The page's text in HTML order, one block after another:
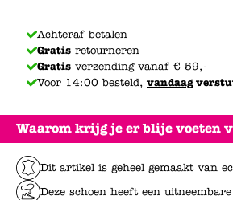
Waarom krijg je er blije voeten
Dit artikel is geheel gemaakt van
Deze schoen heeft een
Achteraf betalen
Gratis retourneren
Gratis verzending vanaf € 59,-
Voor 14:00 besteld, vandaag